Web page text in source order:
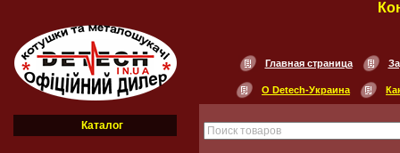
Каталог
Главная страница
О Detech-Украина